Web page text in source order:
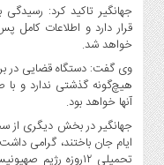
جهانگیر تاکید کرد:
قرار دارد و اطلاعات
خواهد شد.
وی گفت: دستگاه قضایی در
هیچ‌گونه گذشتی ندارد و با
آنها خواهد بود.
جهانگیر در بخش دیگری از